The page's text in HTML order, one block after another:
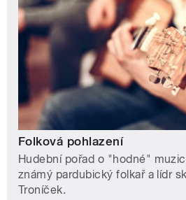
Folková pohlazení
Hudební pořad o "hodné"
známý pardubický folkař a lídr
Troníček.